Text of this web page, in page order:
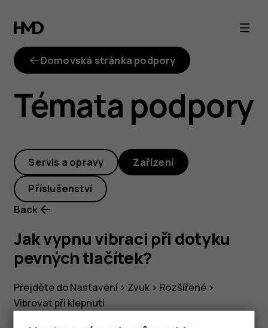
Jak
vypnu
vibraci
při
dotyku
pevných
tlačítek?
Domovská stránka podpory
Témata podpory
Servis a opravy Zařízení
Příslušenství
Back
Jak vypnu vibraci při dotyku
pevných tlačítek?
Přejděte do Nastavení > Zvuk> Rozšířené>
Vibrovat při klepnutí